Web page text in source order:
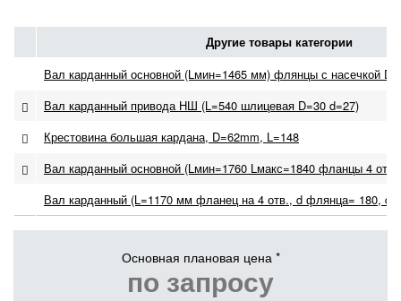
Другие товары категории
Вал карданный основной (Lмин=1465 мм) флянцы с насечкой
Вал карданный привода НШ (L=540 шлицевая D=30 d=27)
Крестовина большая кардана, D=62mm, L=148
Вал карданный основной (Lмин=1760 Lмакс=1840 фланцы 4 отв
Вал карданный (L=1170 мм фланец на 4 отв., d флянца= 180, d
Основная плановая цена *
по запросу